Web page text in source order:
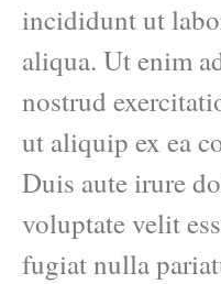
incididunt ut
aliqua. Ut enim
nostrud
ut aliquip ex ea
Duis aute irure
voluptate velit
fugiat nulla